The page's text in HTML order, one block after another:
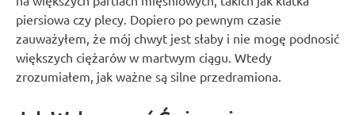
piersiowa czy plecy. Dopiero po pewnym czasie
zauważyłem, że mój chwyt jest słaby i nie mogę podnosić
większych ciężarów w martwym ciągu. Wtedy
zrozumiałem, jak ważne są silne przedramiona.